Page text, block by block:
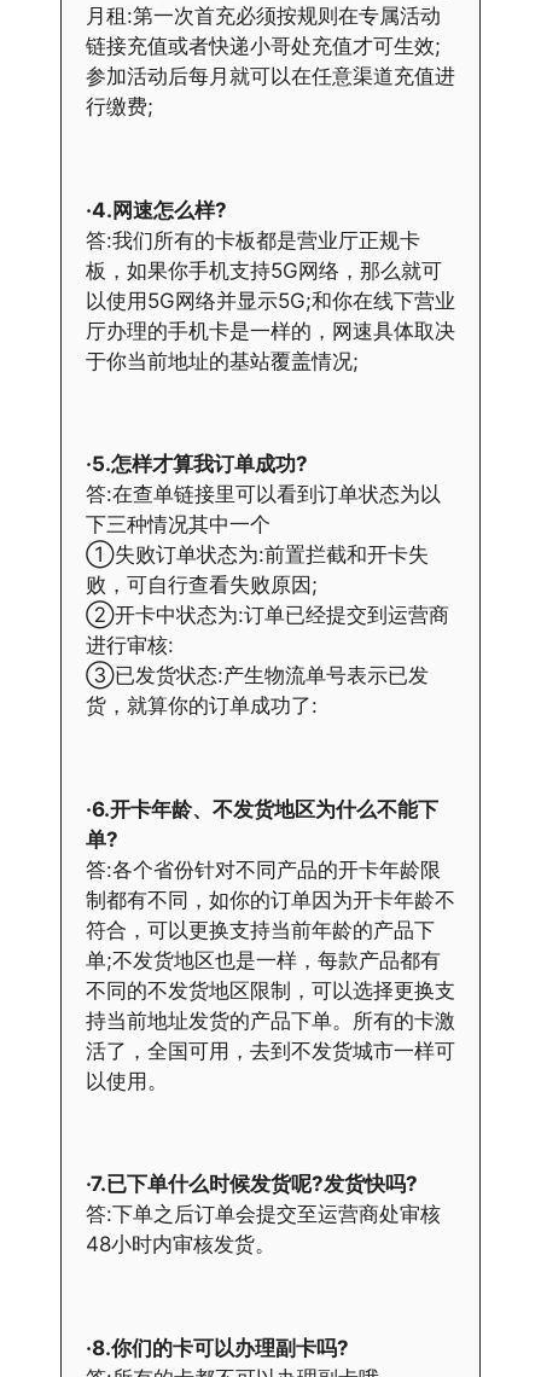
月租:第一次首充必须按规则在专属活动
链接充值或者快递小哥处充值才可生效;
参加活动后每月就可以在任意渠道充值进
行缴费;
·4.网速怎么样?
答:我们所有的卡板都是营业厅正规卡
板，如果你手机支持5G网络，那么就可
以使用5G网络并显示5G;和你在线下营业
厅办理的手机卡是一样的，网速具体取决
于你当前地址的基站覆盖情况;
·5.怎样才算我订单成功?
答:在查单链接里可以看到订单状态为以
下三种情况其中一个
①失败订单状态为:前置拦截和开卡失
败，可自行查看失败原因;
②开卡中状态为:订单已经提交到运营商
进行审核:
③已发货状态:产生物流单号表示已发
货，就算你的订单成功了:
·6.开卡年龄、不发货地区为什么不能下
单?
答:各个省份针对不同产品的开卡年龄限
制都有不同，如你的订单因为开卡年龄不
符合，可以更换支持当前年龄的产品下
单;不发货地区也是一样，每款产品都有
不同的不发货地区限制，可以选择更换支
持当前地址发货的产品下单。所有的卡激
活了，全国可用，去到不发货城市一样可
以使用。
·7.已下单什么时候发货呢?发货快吗?
答:下单之后订单会提交至运营商处审核
48小时内审核发货。
·8.你们的卡可以办理副卡吗?